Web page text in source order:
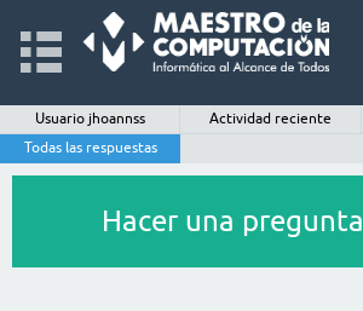
Usuario jhoannss Actividad reciente
Todas las respuestas
Hacer una pregunta